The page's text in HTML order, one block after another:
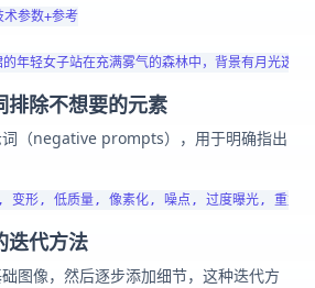
术参数+参考
排除不想要的元素
（negative prompts），用于明确指出
迭代方法
图像，然后逐步添加细节，这种迭代方